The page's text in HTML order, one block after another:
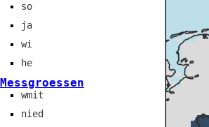
so
ja
wi
he
Messgroessen
wmit
nied